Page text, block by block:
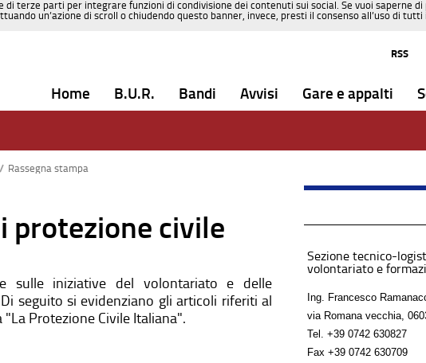
terze parti per integrare funzioni di condivisione dei contenuti sui social. Se vuoi saperne di
un’azione di scroll o chiudendo questo banner, invece, presti il consenso all’uso di tutti
RSS
Home B.U.R. Bandi Avvisi Gare e appalti
/ Rassegna stampa
protezione civile
sulle iniziative del volontariato e delle
seguito si evidenziano gli articoli riferiti al
Protezione Civile Italiana".
Sezione tecnico-
volontariato e
Ing. Francesco
via Romana vecchia,
Tel.
+39 0742 630827
Fax +39 0742 630709